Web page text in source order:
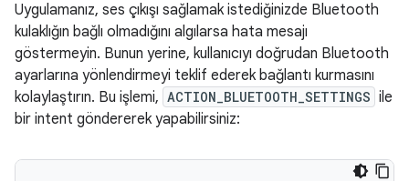
Uygulamanız, ses çıkışı sağlamak istediğinizde Bluetooth
kulaklığın bağlı olmadığını algılarsa hata mesajı
göstermeyin. Bunun yerine, kullanıcıyı doğrudan Bluetooth
ayarlarına yönlendirmeyi teklif ederek bağlantı kurmasını
kolaylaştırın. Bu işlemi, ACTION_BLUETOOTH_SETTINGS ile
bir intent göndererek yapabilirsiniz: